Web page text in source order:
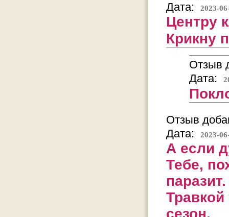
Дата:
2023-
Центру
Крикну
Отзыв
Дата:
Отзыв
Дата:
2023-
А если
Тебе,
паразит.
Травкой
сезон.